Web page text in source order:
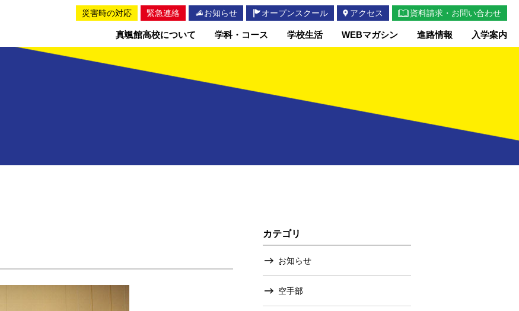
真颯館高校について
学科・コース 学校生活 WEBマガシン 進路情報 入学案内
災害時の対応 緊急連絡 お知らせ オープンスクール アクセス 資料請求・お問い合わせ
カテゴリ
お知らせ
空手部